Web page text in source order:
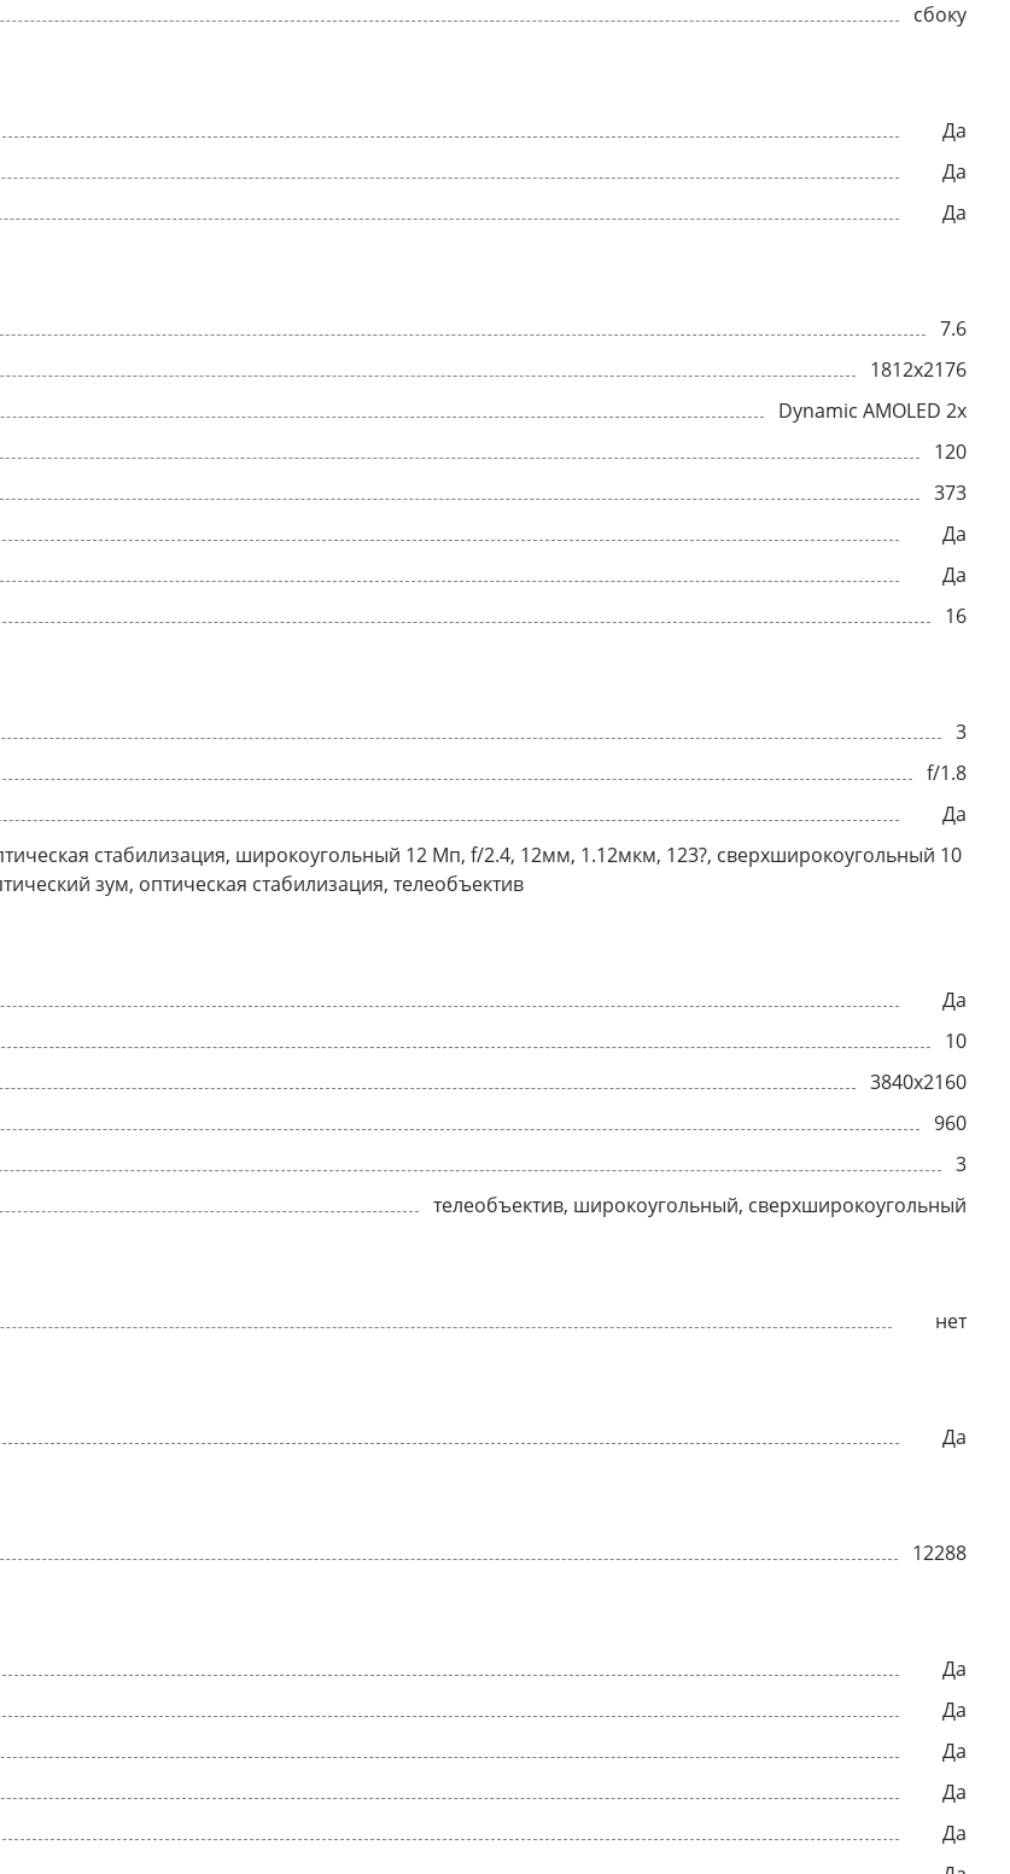
сбоку
Да
Да
Да
7.6
1812x2176
Dynamic AMOLED 2x
120
373
Да
Да
16
3
f/1.8
Да
стабилизация, широкоугольный 12 Мп, f/2.4, 12мм, 1.12мкм, 123?, сверхширокоугольный 10
зум, оптическая стабилизация, телеобъектив
Да
10
3840x2160
960
3
телеобъектив, широкоугольный, сверхширокоугольный
нет
Да
12288
Да
Да
Да
Да
Да